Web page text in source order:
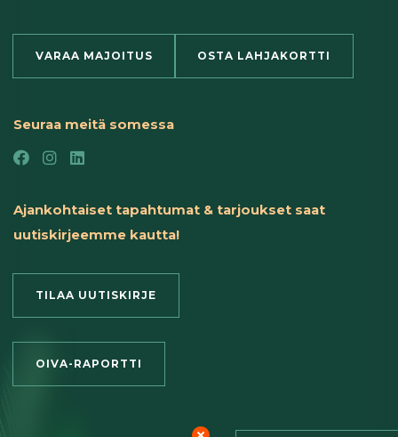
VARAA MAJOITUS OSTA LAHJAKORTTI
Seuraa meitä somessa
Ajankohtaiset tapahtumat & tarjoukset saat
uutiskirjeemme kautta!
TILAA UUTISKIRJE
OIVA-RAPORTTI